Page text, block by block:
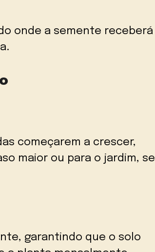
onde a semente receberá
começarem a crescer,
maior ou para o jardim, se
garantindo que o solo